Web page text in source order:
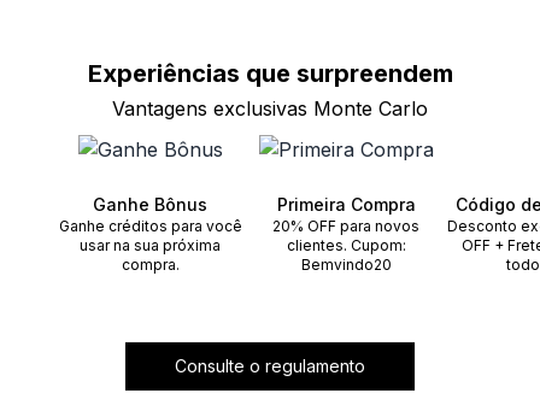
Experiências que surpreendem
Vantagens exclusivas Monte Carlo
Ganhe Bônus
Ganhe créditos para você
usar na sua próxima
compra.
Primeira Compra
20% OFF para novos
clientes. Cupom:
Bemvindo20
Código
Desconto
OFF +
Consulte o regulamento